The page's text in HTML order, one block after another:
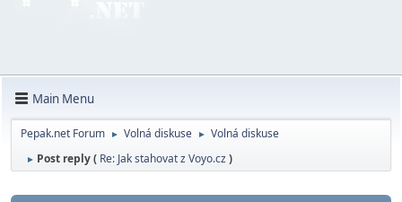
Main Menu
Pepak.net Forum ► Volná diskuse ► Volná diskuse
► Post reply ( Re: Jak stahovat z Voyo.cz)